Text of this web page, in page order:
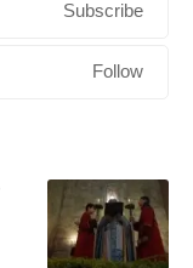
Subscribe
Follow